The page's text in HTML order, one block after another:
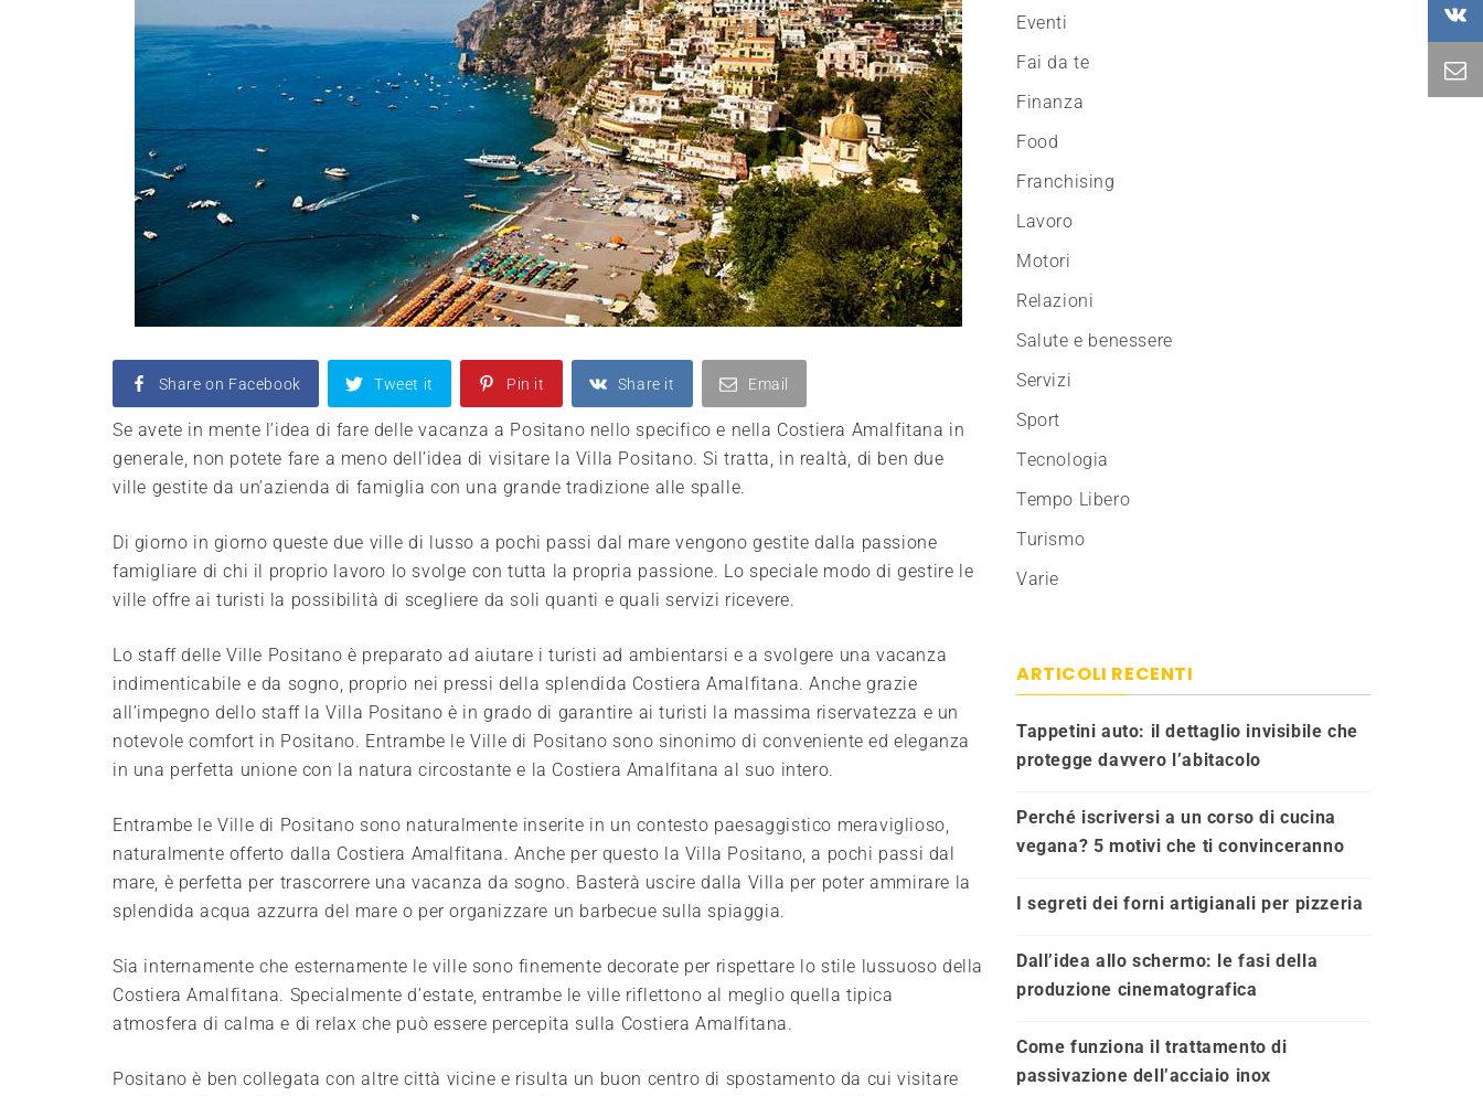
Share on Facebook Tweet it Pin it Share it Email
Se avete in mente l’idea di fare delle vacanza a Positano nello specifico e nella Costiera Amalfitana in
generale, non potete fare a meno dell’idea di visitare la Villa Positano. Si tratta, in realtà, di ben due
ville gestite da un’azienda di famiglia con una grande tradizione alle spalle.
Di giorno in giorno queste due ville di lusso a pochi passi dal mare vengono gestite dalla passione
famigliare di chi il proprio lavoro lo svolge con tutta la propria passione. Lo speciale modo di gestire le
ville offre ai turisti la possibilità di scegliere da soli quanti e quali servizi ricevere.
Lo staff delle Ville Positano è preparato ad aiutare i turisti ad ambientarsi e a svolgere una vacanza
indimenticabile e da sogno, proprio nei pressi della splendida Costiera Amalfitana. Anche grazie
all’impegno dello staff la Villa Positano è in grado di garantire ai turisti la massima riservatezza e un
notevole comfort in Positano. Entrambe le Ville di Positano sono sinonimo di conveniente ed eleganza
in una perfetta unione con la natura circostante e la Costiera Amalfitana al suo intero.
Entrambe le Ville di Positano sono naturalmente inserite in un contesto paesaggistico meraviglioso,
naturalmente offerto dalla Costiera Amalfitana. Anche per questo la Villa Positano, a pochi passi dal
mare, è perfetta per trascorrere una vacanza da sogno. Basterà uscire dalla Villa per poter ammirare la
splendida acqua azzurra del mare o per organizzare un barbecue sulla spiaggia.
Sia internamente che esternamente le ville sono finemente decorate per rispettare lo stile lussuoso della
Costiera Amalfitana. Specialmente d’estate, entrambe le ville riflettono al meglio quella tipica
atmosfera di calma e di relax che può essere percepita sulla Costiera Amalfitana.
Positano è ben collegata con altre città vicine e risulta un buon centro di spostamento da cui visitare
Eventi
Fai da te
Finanza
Food
Franchising
Lavoro
Motori
Relazioni
Salute e benessere
Servizi
Sport
Tecnologia
Tempo Libero
Turismo
Varie
ARTICOLI RECENTI
Tappetini auto: il dettaglio invisibile che
protegge davvero l’abitacolo
Perché iscriversi a un corso di cucina
vegana? 5 motivi che ti convinceranno
I segreti dei forni artigianali per pizzeria
Dall’idea allo schermo: le fasi della
produzione cinematografica
Come funziona il trattamento di
passivazione dell’acciaio inox